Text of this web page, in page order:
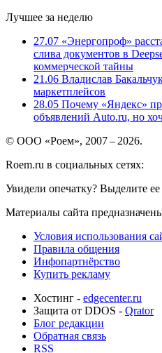
Лучшее за неделю
27.07 «Энергопроф»
слива документов в
коммерческой тайны
21.06 Владислав
маркетплейсов
28.05 Почему «Яндекс»
объявлений Auto.ru, но
© ООО «Роем», 2007 – 2026.
Roem.ru в социальных сетях:
Увидели опечатку? Выделите
Материалы сайта
Условия использования
Правила общения
Инфопартнёрство
Купить рекламу
Хостинг - edgecenter.ru
Защита от DDOS - Qrator
Блог редакции
Обратная связь
RSS